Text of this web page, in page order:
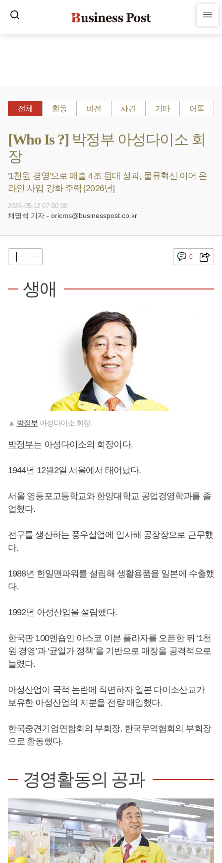
전체 활동 비전 사건 기타 어록
[Who Is ?] 박정부 아성다이소 회
장
'1천원 경영'으로 매출 4조 원대 성과, 물류혁신 이어 온
라인 사업 강화 주력 [2026년]
2026-05-12 07:00:00
채명석 기자 - oricms@businesspost.co.kr
0
생애
▲ 박정부 아성다이소 회장.
박정부는 아성다이소의 회장이다.
1944년 12월2일 서울에서 태어났다.
서울 영등포고등학교와 한양대학교 공업경영학과를 졸
업했다.
전구를 생산하는 풍우실업에 입사해 공장장으로 근무했
다.
1988년 한일맨파워를 설립해 생활용품을 일본에 수출했
다.
1992년 아성산업을 설립했다.
한국판 100엔숍인 아스코 이븐 플라자를 오픈한 뒤 ‘1천
원 경영’과 ‘균일가 정책’을 기반으로 매장을 공격적으로
늘렸다.
아성산업이 국적 논란에 직면하자 일본 다이소산교가
보유한 아성산업의 지분을 전량 매입했다.
한국중견기업연합회의 부회장, 한국무역협회의 부회장
으로 활동했다.
경영활동의 공과